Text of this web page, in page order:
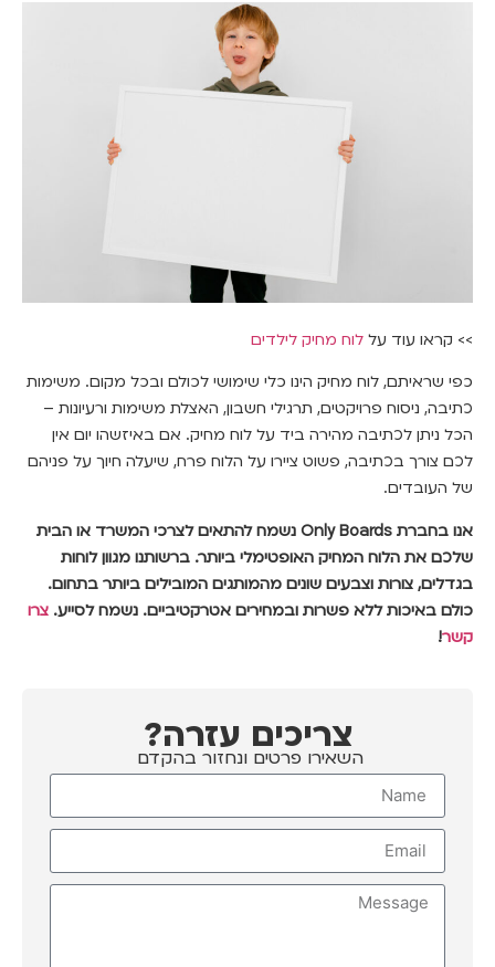
צריכים עזרה?
השאירו פרטים ונחזור בהקדם
>> קראו עוד על לוח מחיק לילדים
כפי שראיתם, לוח מחיק הינו כלי שימושי לכולם ובכל מקום. משימות
כתיבה, ניסוח פרויקטים, תרגילי חשבון, האצלת משימות ורעיונות –
הכל ניתן לכתיבה מהירה ביד על לוח מחיק. אם באיזשהו יום אין
לכם צורך בכתיבה, פשוט ציירו על הלוח פרח, שיעלה חיוך על פניהם
של העובדים.
אנו בחברת Only Boards נשמח להתאים לצרכי המשרד או הבית
שלכם את הלוח המחיק האופטימלי ביותר. ברשותנו מגוון לוחות
בגדלים, צורות וצבעים שונים מהמותגים המובילים ביותר בתחום.
כולם באיכות ללא פשרות ובמחירים אטרקטיביים. נשמח לסייע. צרו
קשר!